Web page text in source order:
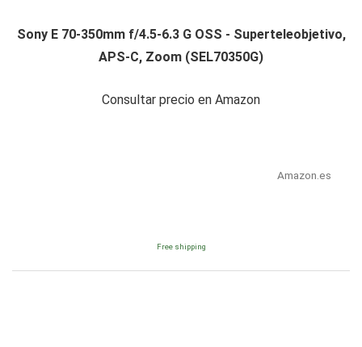
Sony E 70-350mm f/4.5-6.3 G OSS - Superteleobjetivo,
APS-C, Zoom (SEL70350G)
Consultar precio en Amazon
Amazon.es
Free shipping